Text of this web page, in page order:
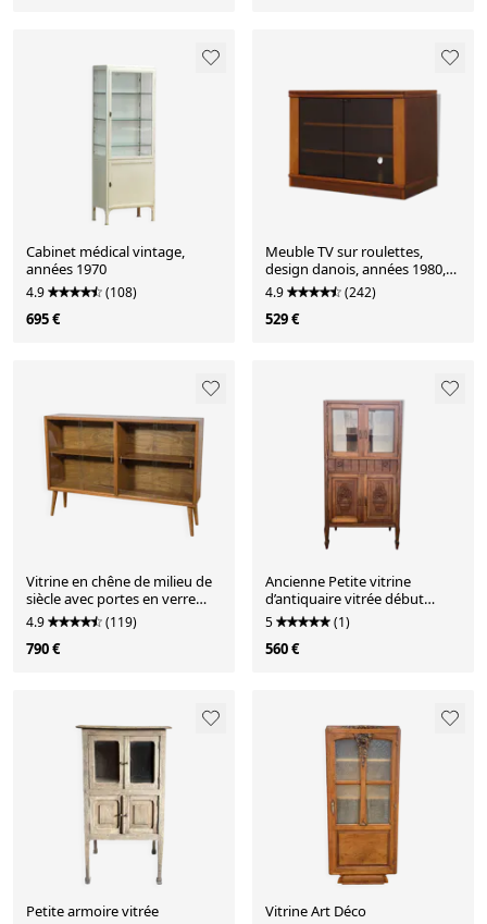
Cabinet médical vintage,
années 1970
4.9 (108)
695 €
Meuble TV sur roulettes,
design danois, années 1980,
fabriqué au Danemark
4.9 (242)
529 €
Vitrine en chêne de milieu de
siècle avec portes en verre
coulissantes, Royaume-Uni,
années 1970
4.9 (119)
790 €
Ancienne Petite vitrine
d’antiquaire vitrée début
20ème
5 (1)
560 €
Petite armoire vitrée Vitrine Art Déco